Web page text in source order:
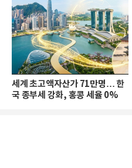
세계 초고액자산가 71만명… 한
국 종부세 강화, 홍콩 세율 0%